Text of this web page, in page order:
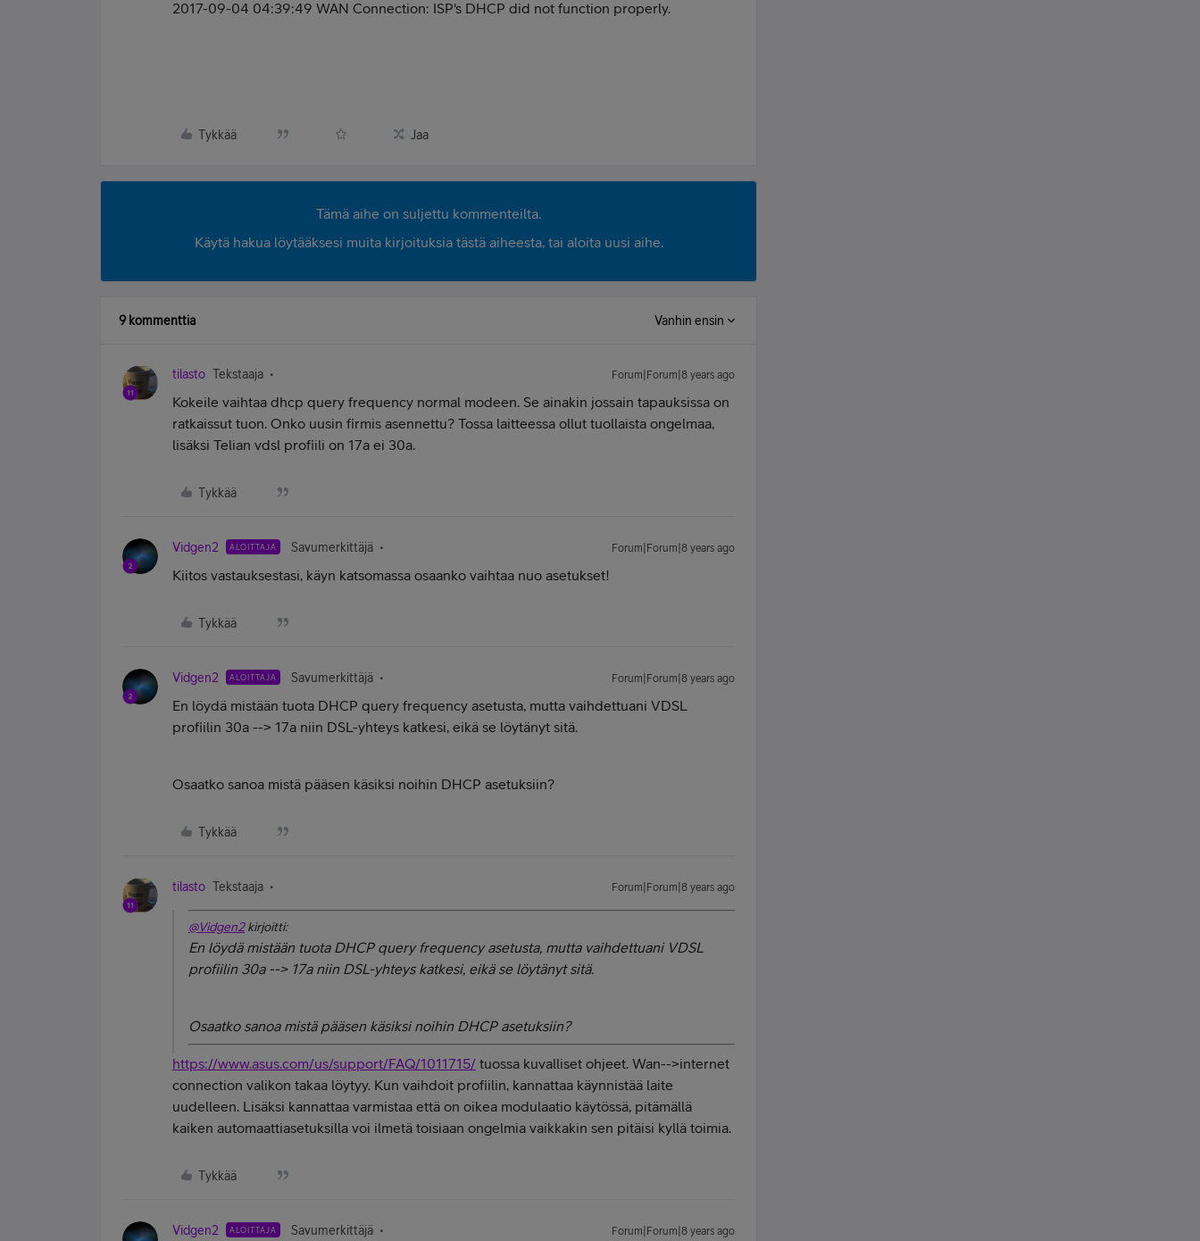
2017-09-04 04:39:49 WAN Connection: ISP's DHCP did not function properly.
Tykkää Jaa
Tämä aihe on suljettu kommenteilta.
Käytä hakua löytääksesi muita kirjoituksia tästä aiheesta, tai aloita uusi aihe.
9 kommenttia Vanhin ensin
tilasto Tekstaaja Forum|Forum|8 years ago
Kokeile vaihtaa dhcp query frequency normal modeen. Se ainakin jossain tapauksissa on
ratkaissut tuon. Onko uusin firmis asennettu? Tossa laitteessa ollut tuollaista ongelmaa,
lisäksi Telian vdsl profiili on 17a ei 30a.
Tykkää
Vidgen2 ALOITTAJA Savumerkittäjä Forum|Forum|8 years ago
Kiitos vastauksestasi, käyn katsomassa osaanko vaihtaa nuo asetukset!
Tykkää
Vidgen2 ALOITTAJA Savumerkittäjä Forum|Forum|8 years ago
En löydä mistään tuota DHCP query frequency asetusta, mutta vaihdettuani VDSL
profiilin 30a --> 17a niin DSL-yhteys katkesi, eikä se löytänyt sitä.
Osaatko sanoa mistä pääsen käsiksi noihin DHCP asetuksiin?
Tykkää
tilasto Tekstaaja Forum|Forum|8 years ago
@Vidgen2kirjoitti:
En löydä mistään tuota DHCP query frequency asetusta, mutta vaihdettuani VDSL
profiilin 30a --> 17a niin DSL-yhteys katkesi, eikä se löytänyt sitä.
Osaatko sanoa mistä pääsen käsiksi noihin DHCP asetuksiin?
https://www.asus.com/us/support/FAQ/1011715/ tuossa kuvalliset ohjeet. Wan-->internet
connection valikon takaa löytyy. Kun vaihdoit profiilin, kannattaa käynnistää laite
uudelleen. Lisäksi kannattaa varmistaa että on oikea modulaatio käytössä, pitämällä
kaiken automaattiasetuksilla voi ilmetä toisiaan ongelmia vaikkakin sen pitäisi kyllä toimia.
Tykkää
Vidgen2 ALOITTAJA Savumerkittäjä Forum|Forum|8 years ago